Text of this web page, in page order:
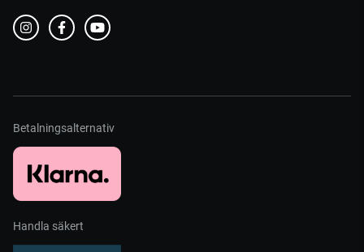
Betalningsalternativ
Handla säkert